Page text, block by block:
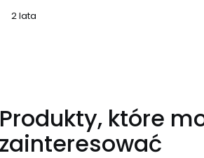
2 lata
Produkty, które
zainteresować